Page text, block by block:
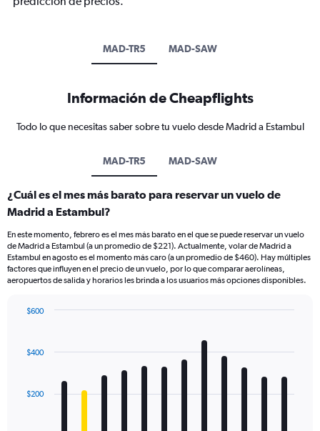
MAD-TR5 MAD-SAW
Información de Cheapflights
Todo lo que necesitas saber sobre tu vuelo desde Madrid a Estambul
MAD-TR5 MAD-SAW
¿Cuál es el mes más barato para reservar un vuelo de
Madrid a Estambul?
En este momento, febrero es el mes más barato en el que se puede reservar un vuelo
de Madrid a Estambul (a un promedio de $221). Actualmente, volar de Madrid a
Estambul en agosto es el momento más caro (a un promedio de $460). Hay múltiples
factores que influyen en el precio de un vuelo, por lo que comparar aerolíneas,
aeropuertos de salida y horarios les brinda a los usuarios más opciones disponibles.
with
12
The
$200
$400
$600